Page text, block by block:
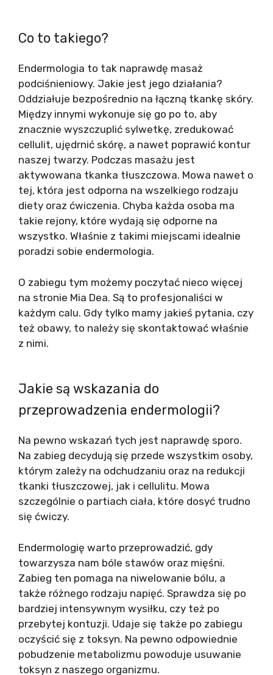
Co to takiego?
Endermologia to tak naprawdę masaż
podciśnieniowy. Jakie jest jego działania?
Oddziałuje bezpośrednio na łączną tkankę skóry.
Między innymi wykonuje się go po to, aby
znacznie wyszczuplić sylwetkę, zredukować
cellulit, ujędrnić skórę, a nawet poprawić kontur
naszej twarzy. Podczas masażu jest
aktywowana tkanka tłuszczowa. Mowa nawet o
tej, która jest odporna na wszelkiego rodzaju
diety oraz ćwiczenia. Chyba każda osoba ma
takie rejony, które wydają się odporne na
wszystko. Właśnie z takimi miejscami idealnie
poradzi sobie endermologia.
O zabiegu tym możemy poczytać nieco więcej
na stronie Mia Dea. Są to profesjonaliści w
każdym calu. Gdy tylko mamy jakieś pytania, czy
też obawy, to należy się skontaktować właśnie
z nimi.
Jakie są wskazania do
przeprowadzenia endermologii?
Na pewno wskazań tych jest naprawdę sporo.
Na zabieg decydują się przede wszystkim osoby,
którym zależy na odchudzaniu oraz na redukcji
tkanki tłuszczowej, jak i cellulitu. Mowa
szczególnie o partiach ciała, które dosyć trudno
się ćwiczy.
Endermologię warto przeprowadzić, gdy
towarzysza nam bóle stawów oraz mięśni.
Zabieg ten pomaga na niwelowanie bólu, a
także różnego rodzaju napięć. Sprawdza się po
bardziej intensywnym wysiłku, czy też po
przebytej kontuzji. Udaje się także po zabiegu
oczyścić się z toksyn. Na pewno odpowiednie
pobudzenie metabolizmu powoduje usuwanie
toksyn z naszego organizmu.